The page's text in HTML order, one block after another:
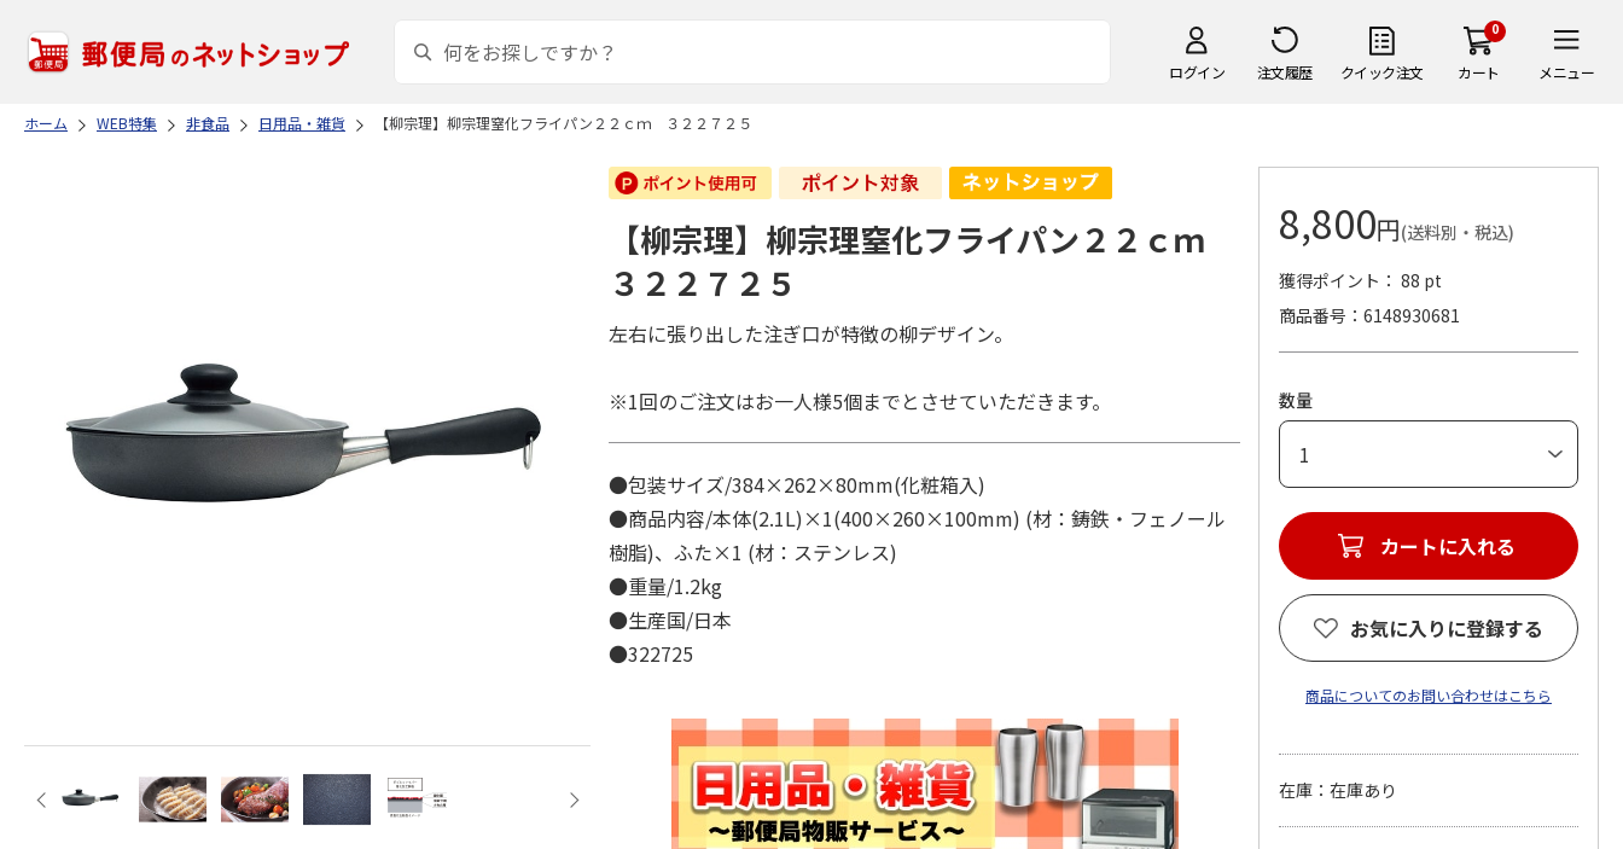
ログイン 注文履歴 クイック注文
0
カート メニュー
ホーム WEB特集 非食品 日用品・雑貨 【柳宗理】柳宗理窒化フライパン２２ｃｍ ３２２７２５
【柳宗理】柳宗理窒化フライパン２２ｃｍ
３２２７２５
左右に張り出した注ぎ口が特徴の柳デザイン。
※1回のご注文はお一人様5個までとさせていただきます。
●包装サイズ/384×262×80mm(化粧箱入)
●商品内容/本体(2.1L)×1(400×260×100mm) (材：鋳鉄・フェノール
樹脂)、ふた×1 (材：ステンレス)
●重量/1.2kg
●生産国/日本
●322725
8,800円(送料別・税込)
獲得ポイント： 88 pt
商品番号
6148930681
数量
カートに入れる
お気に入りに登録する
商品についてのお問い合わせはこちら
在庫：在庫あり